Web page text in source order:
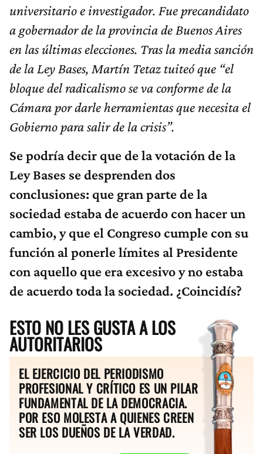
universitario e investigador. Fue precandidato
a gobernador de la provincia de Buenos Aires
en las últimas elecciones. Tras la media sanción
de la Ley Bases, Martín Tetaz tuiteó que “el
bloque del radicalismo se va conforme de la
Cámara por darle herramientas que necesita el
Gobierno para salir de la crisis”.
Se podría decir que de la votación de la
Ley Bases se desprenden dos
conclusiones: que gran parte de la
sociedad estaba de acuerdo con hacer un
cambio, y que el Congreso cumple con su
función al ponerle límites al Presidente
con aquello que era excesivo y no estaba
de acuerdo toda la sociedad. ¿Coincidís?
ESTO NO LES GUSTA A LOS
AUTORITARIOS
EL EJERCICIO DEL PERIODISMO
PROFESIONAL Y CRÍTICO ES UN PILAR
FUNDAMENTAL DE LA DEMOCRACIA.
POR ESO MOLESTA A QUIENES CREEN
SER LOS DUEÑOS DE LA VERDAD.